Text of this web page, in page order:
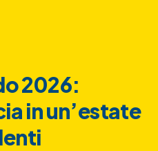
2026:
in un’estate